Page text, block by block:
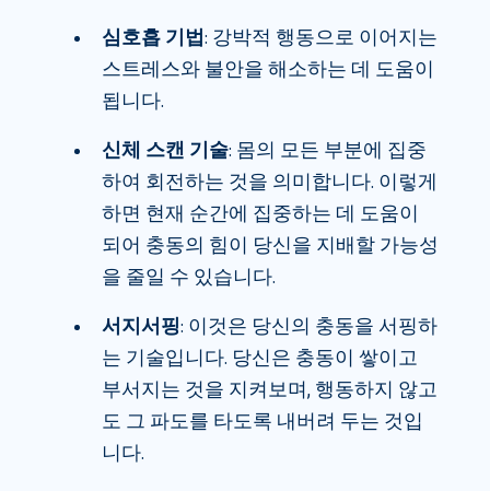
심호흡 기법 : 강박적 행동으로 이어지는
스트레스와 불안을 해소하는 데 도움이
됩니다.
신체 스캔 기술: 몸의 모든 부분에 집중
하여 회전하는 것을 의미합니다. 이렇게
하면 현재 순간에 집중하는 데 도움이
되어 충동의 힘이 당신을 지배할 가능성
을 줄일 수 있습니다.
서지서핑: 이것은 당신의 충동을 서핑하
는 기술입니다. 당신은 충동이 쌓이고
부서지는 것을 지켜보며, 행동하지 않고
도 그 파도를 타도록 내버려 두는 것입
니다.